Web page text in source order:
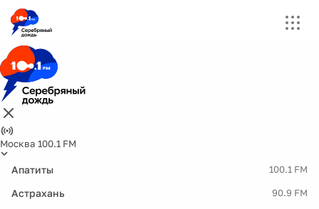
Москва 100.1 FM
Апатиты 100.1 FM
Астрахань 90.9 FM